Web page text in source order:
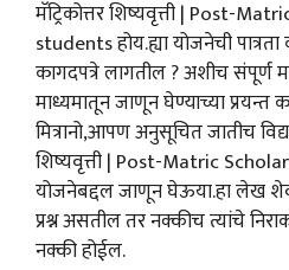
मॅट्रिकोत्तर शिष्यवृत्ती | Post-
students होय.ह्या योजनेची
कागदपत्रे लागतील ? अशीच संपूर्ण
माध्यमातून जाणून घेण्याच्या प्रयन्त
मित्रानो,आपण अनुसूचित जातीच
शिष्यवृत्ती | Post-Matric
योजनेबद्दल जाणून घेऊया.हा लेख
प्रश्न असतील तर नक्कीच त्यांचे
नक्की होईल.